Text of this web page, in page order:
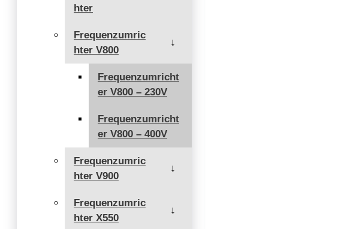
hter
Frequenzumric
hter V800
→
Frequenzumricht
er V800 – 230V
Frequenzumricht
er V800 – 400V
Frequenzumric
hter V900
→
Frequenzumric
hter X550
→